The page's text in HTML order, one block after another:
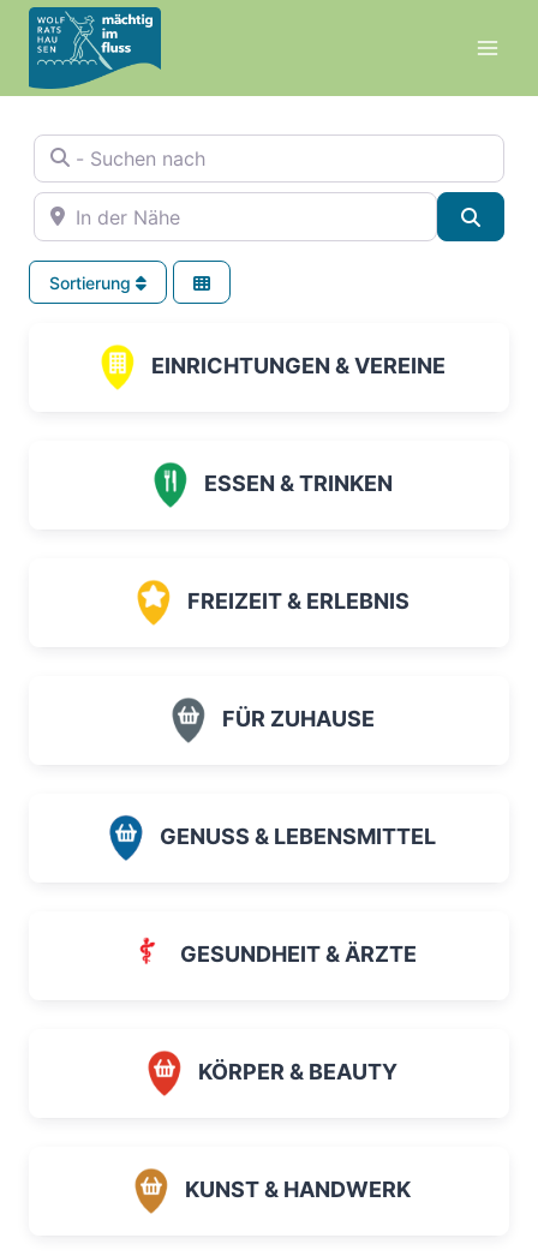
Zum
Inhalt
springen
- Suchen nach
In der Nähe
Sortierung
EINRICHTUNGEN & VEREINE
ESSEN & TRINKEN
FREIZEIT & ERLEBNIS
FÜR ZUHAUSE
GENUSS & LEBENSMITTEL
GESUNDHEIT & ÄRZTE
KÖRPER & BEAUTY
KUNST & HANDWERK